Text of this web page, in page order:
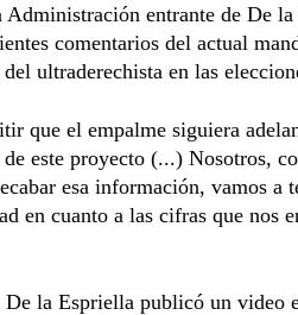
entrante de De
comentarios del actual
ultraderechista en las
que el empalme siguiera
este proyecto (...) Nosotros,
esa información, vamos a
en cuanto a las cifras que nos
la Espriella publicó un video